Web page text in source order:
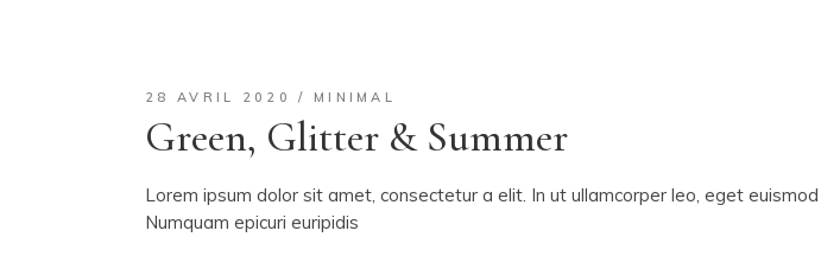
28 AVRIL 2020 MINIMAL
Green, Glitter & Summer
Lorem ipsum dolor sit amet, consectetur a elit. In ut ullamcorper leo, eget
Numquam epicuri euripidis